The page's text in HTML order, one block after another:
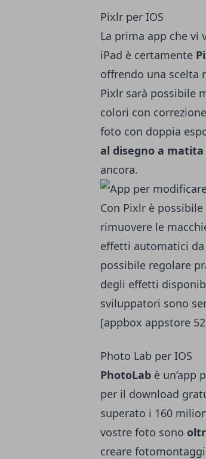
Pixlr per IOS
La prima app che vi
iPad è certamente
offrendo una scelta
Pixlr sarà possibile
colori con
foto con doppia
al disegno a matita
ancora.
Con Pixlr è
rimuovere le
effetti automatici
possibile regolare
degli effetti
sviluppatori sono
[appbox appstore
Photo Lab per IOS
PhotoLab è un’app
per il download
superato i 160
vostre foto sono
creare